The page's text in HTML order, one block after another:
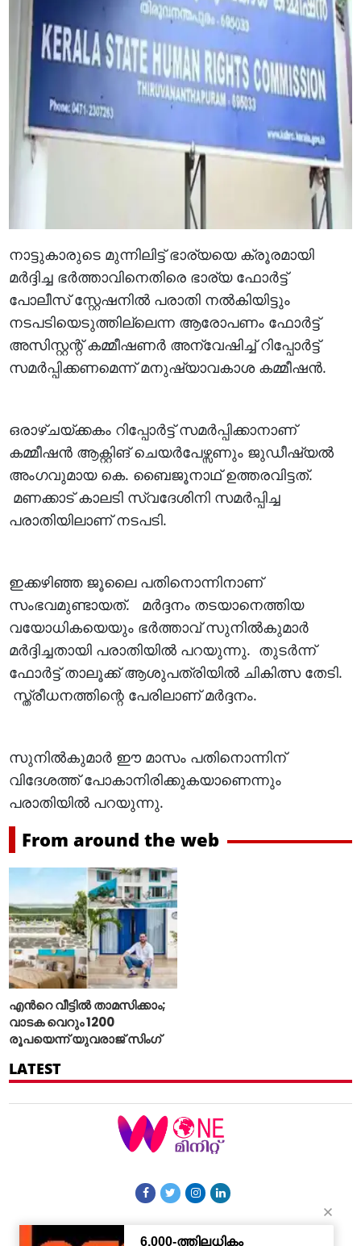
നാട്ടുകാരുടെ മുന്നിലിട്ട് ഭാര്യയെ ക്രൂരമായി
മർദ്ദിച്ച ഭർത്താവിനെതിരെ ഭാര്യ ഫോർട്ട്
പോലീസ് സ്റ്റേഷനിൽ പരാതി നൽകിയിട്ടും
നടപടിയെടുത്തില്ലെന്ന ആരോപണം ഫോർട്ട്
അസിസ്റ്റന്റ് കമ്മീഷണർ അന്വേഷിച്ച് റിപ്പോർട്ട്
സമർപ്പിക്കണമെന്ന് മനുഷ്യാവകാശ കമ്മീഷൻ.
ഒരാഴ്ചയ്ക്കകം റിപ്പോർട്ട് സമർപ്പിക്കാനാണ്
കമ്മീഷൻ ആക്റ്റിങ് ചെയർപേഴ്സണും ജുഡീഷ്യൽ
അംഗവുമായ കെ. ബൈജൂനാഥ് ഉത്തരവിട്ടത്.
മണക്കാട് കാലടി സ്വദേശിനി സമർപ്പിച്ച
പരാതിയിലാണ് നടപടി.
ഇക്കഴിഞ്ഞ ജൂലൈ പതിനൊന്നിനാണ്
സംഭവമുണ്ടായത്. മർദ്ദനം തടയാനെത്തിയ
വയോധികയെയും ഭർത്താവ് സുനിൽകുമാർ
മർദ്ദിച്ചതായി പരാതിയിൽ പറയുന്നു. തുടർന്ന്
ഫോർട്ട് താലൂക്ക് ആശുപത്രിയിൽ ചികിത്സ തേടി.
സ്ത്രീധനത്തിന്റെ പേരിലാണ് മർദ്ദനം.
സുനിൽകുമാർ ഈ മാസം പതിനൊന്നിന്
വിദേശത്ത് പോകാനിരിക്കുകയാണെന്നും
പരാതിയിൽ പറയുന്നു.
From around the web
എന്‍റെ വീട്ടില്‍ താമസിക്കാം;
വാടക വെറും 1200
രൂപയെന്ന് യുവരാജ് സിംഗ്
LATEST
More Sections